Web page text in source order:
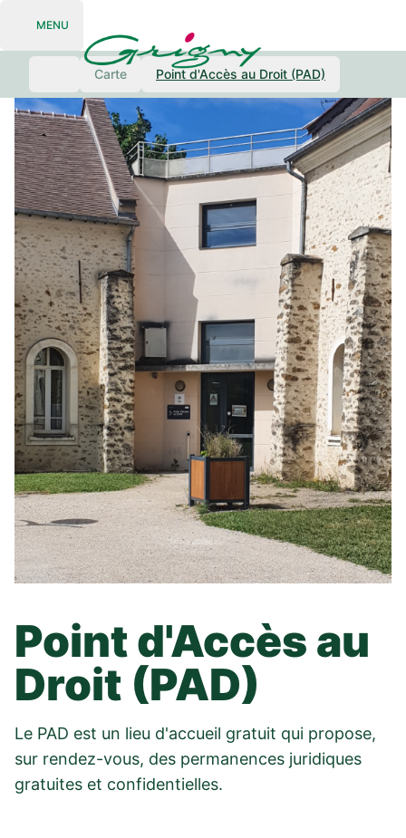
Open navigation
MENU
Carte Point d'Accès au Droit (PAD)
Point d'Accès au
Droit (PAD)
Le PAD est un lieu d'accueil gratuit qui propose,
sur rendez-vous, des permanences juridiques
gratuites et confidentielles.